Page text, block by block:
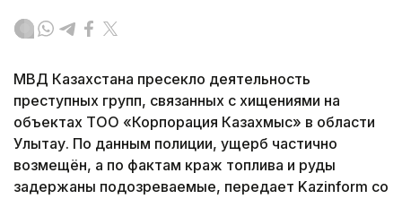
МВД Казахстана пресекло деятельность
преступных групп, связанных с хищениями на
объектах ТОО «Корпорация Казахмыс» в области
Улытау. По данным полиции, ущерб частично
возмещён, а по фактам краж топлива и руды
задержаны подозреваемые, передает Kazinform со